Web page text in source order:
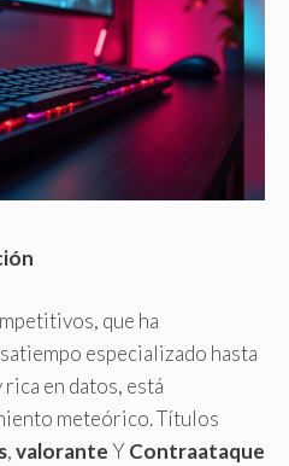
que ha
especializado hasta
en datos, está
meteórico. Títulos
,valorante Y Contraataque